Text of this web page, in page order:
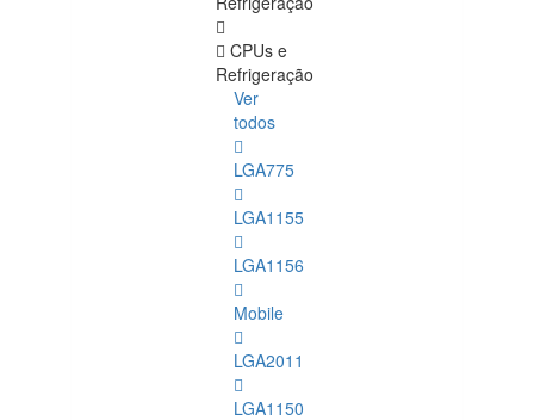
CPUs e
Refrigeração
Ver
todos
LGA775
LGA1155
LGA1156
Mobile
LGA2011
LGA1150